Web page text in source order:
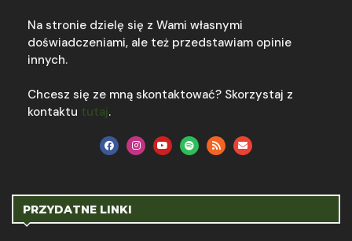
Na stronie dzielę się z Wami własnymi
doświadczeniami, ale też przedstawiam opinie
innych.
Chcesz się ze mną skontaktować? Skorzystaj z
kontaktu tutaj.
PRZYDATNE LINKI